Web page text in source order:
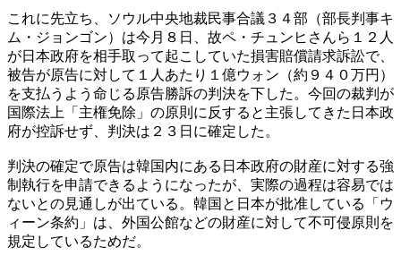
これに先立ち、ソウル中央地裁民事合議３４部（部長判事キ
ム・ジョンゴン）は今月８日、故ペ・チュンヒさんら１２人
が日本政府を相手取って起こしていた損害賠償請求訴訟で、
被告が原告に対して１人あたり１億ウォン（約９４０万円）
を支払うよう命じる原告勝訴の判決を下した。今回の裁判が
国際法上「主権免除」の原則に反すると主張してきた日本政
府が控訴せず、判決は２３日に確定した。
判決の確定で原告は韓国内にある日本政府の財産に対する強
制執行を申請できるようになったが、実際の過程は容易では
ないとの見通しが出ている。韓国と日本が批准している「ウ
ィーン条約」は、外国公館などの財産に対して不可侵原則を
規定しているためだ。